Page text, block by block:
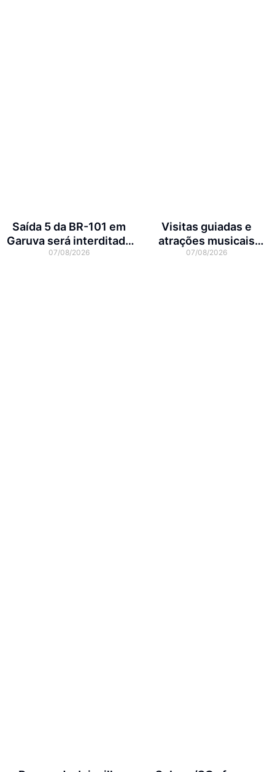
Saída 5 da BR-101 em
Garuva será interditada
por até 90 dias para obras
07/08/2026
Visitas guiadas e
atrações musicais
movimentam a agenda
07/08/2026